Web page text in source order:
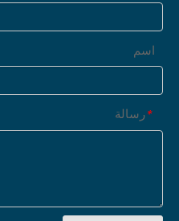
اسم
*رسالة